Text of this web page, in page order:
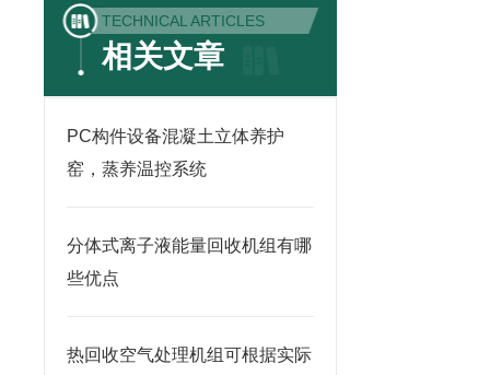
TECHNICAL ARTICLES
相关文章
PC构件设备混凝土立体养护
窑，蒸养温控系统
分体式离子液能量回收机组有哪
些优点
热回收空气处理机组可根据实际